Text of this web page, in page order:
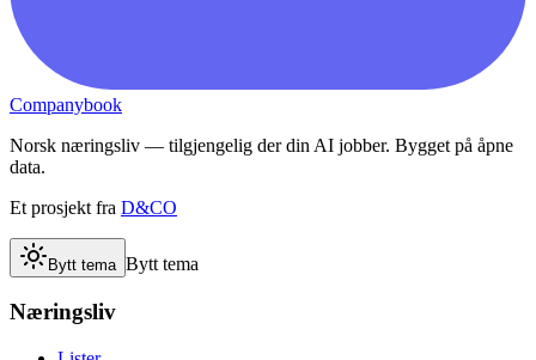
Companybook
Norsk næringsliv — tilgjengelig der din AI jobber. Bygget på åpne
data.
Et prosjekt fra D&CO
Bytt tema Bytt tema
Næringsliv